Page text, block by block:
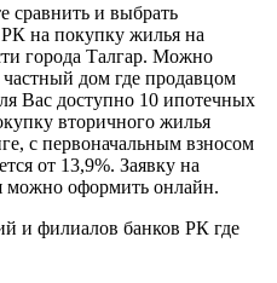
сравнить и выбрать
на покупку жилья на
города Талгар. Можно
частный дом где продавцом
Вас доступно 10 ипотечных
вторичного жилья
с первоначальным взносом
от 13,9%. Заявку на
можно оформить онлайн.
и филиалов банков РК где